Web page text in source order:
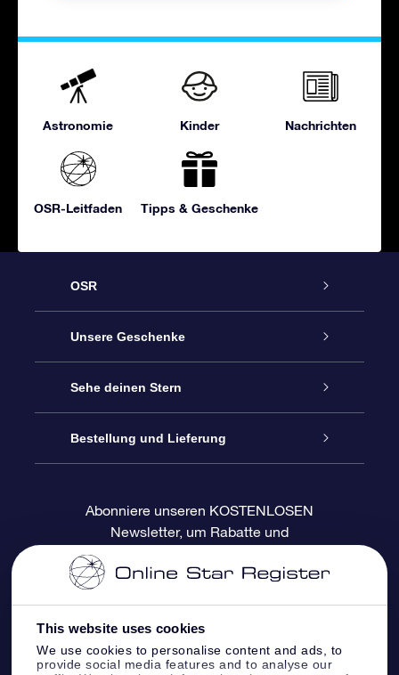
This website uses cookies
We use cookies to personalise content and ads, to
provide social media features and to analyse our
Astronomie Kinder Nachrichten
OSR-Leitfaden Tipps & Geschenke
OSR
Service
Kontakt
Blog
Bewertungen
Unsere Geschenke
Sterne schenken
OSR-Geschenkpaket
OSR-Geschenkgutschein
Firmengeschenke
Sehe deinen Stern
Sternregister
Personalisierte Sternseite
One Million Stars
OSR-Starsaver
Bestellung und Lieferung
Zahlungsinformationen
Versandinformationen
Rückgaberecht
Abonniere unseren KOSTENLOSEN
Newsletter, um Rabatte und